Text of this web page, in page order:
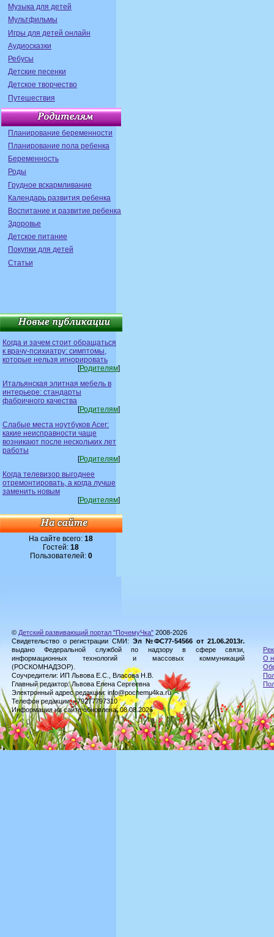
Музыка для детей
Мультфильмы
Игры для детей онлайн
Аудиосказки
Ребусы
Детские песенки
Детское творчество
Путешествия
Планирование беременности
Планирование пола ребенка
Беременность
Роды
Грудное вскармливание
Календарь развития ребенка
Воспитание и развитие ребенка
Здоровье
Детское питание
Покупки для детей
Статьи
Когда и зачем стоит обращаться
к врачу-психиатру: симптомы,
которые нельзя игнорировать
[Родителям]
Итальянская элитная мебель в
интерьере: стандарты
фабричного качества
[Родителям]
Слабые места ноутбуков Acer:
какие неисправности чаще
возникают после нескольких лет
работы
[Родителям]
Когда телевизор выгоднее
отремонтировать, а когда лучше
заменить новым
[Родителям]
На сайте всего:18
Гостей:18
Пользователей: 0
© Детский развивающий портал "ПочемуЧка" 2008-2026
Свидетельство о регистрации СМИ: Эл №ФС77-54566 от 21.06.2013г.
выдано Федеральной службой по надзору в сфере связи,
информационных технологий и массовых коммуникаций
(РОСКОМНАДЗОР).
Соучредители: ИП Львова Е.С., Власова Н.В.
Главный редактор: Львова Елена Сергеевна
Электронный адрес редакции: info@pochemu4ka.ru
Телефон редакции: +79277797310
Информация на сайте обновлена: 08.08.2026
О